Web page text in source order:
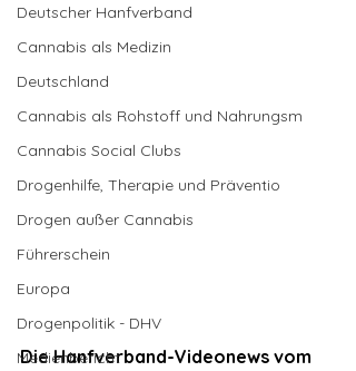
Deutscher Hanfverband
Cannabis als Medizin
Deutschland
Cannabis als Rohstoff und Nahrungsm
Cannabis Social Clubs
Drogenhilfe, Therapie und Präventio
Drogen außer Cannabis
Führerschein
Europa
Drogenpolitik - DHV
Medienbericht
Die Hanfverband-Videonews vom